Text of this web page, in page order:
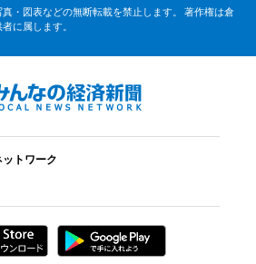
・図表などの無断転載を禁止します。 著作権は倉
に属します。
トワーク